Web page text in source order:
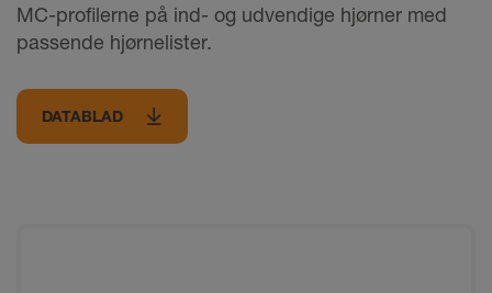
MC-profilerne på ind- og udvendige hjørner med
passende hjørnelister.
DATABLAD